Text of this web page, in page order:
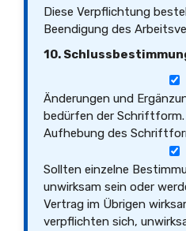
Diese Verpflichtung
Beendigung des
10.
Änderungen und
bedürfen der
Aufhebung des
Sollten einzelne
unwirksam sein oder
Vertrag im Übrigen
verpflichten sich,